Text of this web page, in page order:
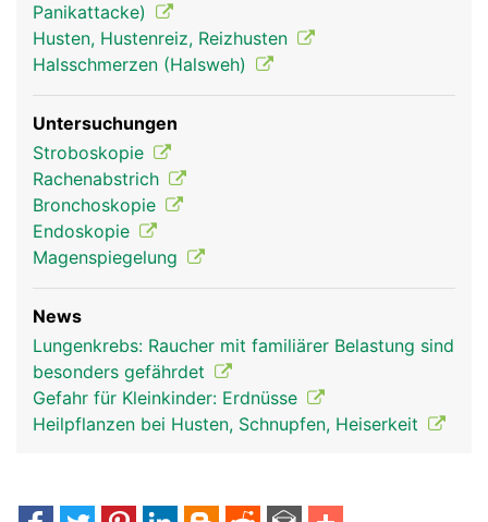
Luftröhre
Panikattacke)
Husten, Hustenreiz, Reizhusten
Halsschmerzen (Halsweh)
Untersuchungen
Stroboskopie
Rachenabstrich
Bronchoskopie
Endoskopie
Magenspiegelung
News
Lungenkrebs: Raucher mit familiärer Belastung sind
besonders gefährdet
Gefahr für Kleinkinder: Erdnüsse
Heilpflanzen bei Husten, Schnupfen, Heiserkeit